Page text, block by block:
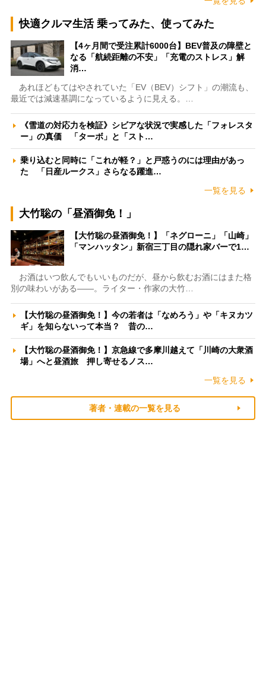
快適クルマ生活 乗ってみた、使ってみた
【4ヶ月間で受注累計6000台】BEV普及の障壁と
なる「航続距離の不安」「充電のストレス」解
消…
あれほどもてはやされていた「EV（BEV）シフト」の潮流も、
最近では減速基調になっているように見える。…
《雪道の対応力を検証》シビアな状況で実感した「フォレスタ
ー」の真価 「ターボ」と「スト…
乗り込むと同時に「これが軽？」と戸惑うのには理由があっ
た 「日産ルークス」さらなる躍進…
一覧を見る
大竹聡の「昼酒御免！」
【大竹聡の昼酒御免！】「ネグローニ」「山崎」
「マンハッタン」新宿三丁目の隠れ家バーで1…
お酒はいつ飲んでもいいものだが、昼から飲むお酒にはまた格
別の味わいがある――。ライター・作家の大竹…
【大竹聡の昼酒御免！】今の若者は「なめろう」や「キヌカツ
ギ」を知らないって本当？ 昔の…
【大竹聡の昼酒御免！】京急線で多摩川越えて「川崎の大衆酒
場」へと昼酒旅 押し寄せるノス…
一覧を見る
著者・連載の一覧を見る